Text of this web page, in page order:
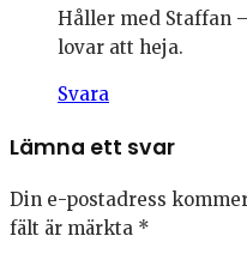
Håller med Staffan
lovar att heja.
Svara
Lämna ett svar
Din e-postadress
fält är märkta *